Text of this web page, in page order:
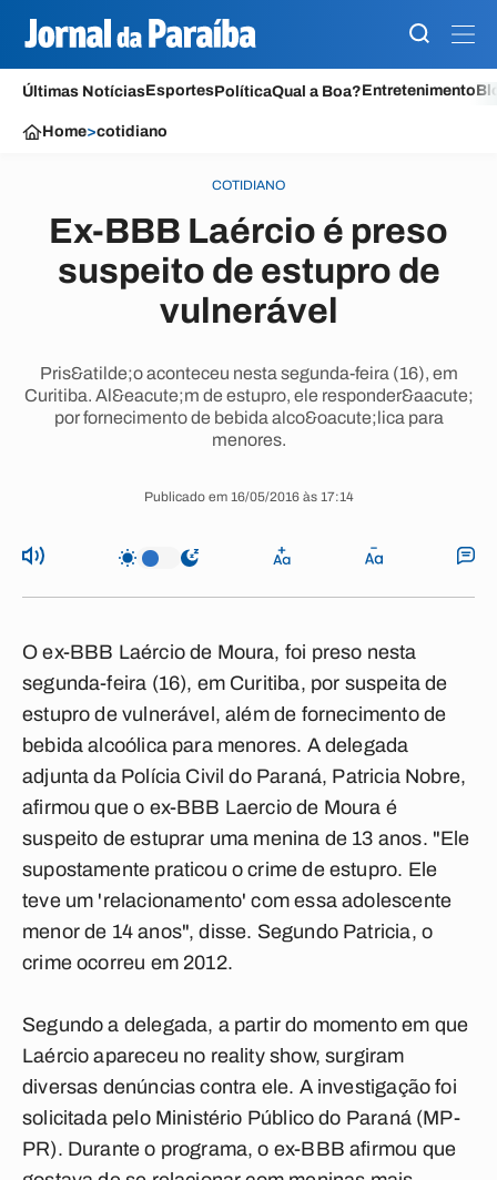
Últimas NotíciasEsportesPolíticaQual a Boa?Entretenimento
Home>cotidiano
COTIDIANO
Ex-BBB Laércio é preso
suspeito de estupro de
vulnerável
Pris&atilde;o aconteceu nesta segunda-feira (16), em
Curitiba. Al&eacute;m de estupro, ele responder&aacute;
por fornecimento de bebida alco&oacute;lica para
menores.
Publicado em 16/05/2016 às 17:14
O ex-BBB Laércio de Moura, foi preso nesta
segunda-feira (16), em Curitiba, por suspeita de
estupro de vulnerável, além de fornecimento de
bebida alcoólica para menores. A delegada
adjunta da Polícia Civil do Paraná, Patricia Nobre,
afirmou que o ex-BBB Laercio de Moura é
suspeito de estuprar uma menina de 13 anos. "Ele
supostamente praticou o crime de estupro. Ele
teve um 'relacionamento' com essa adolescente
menor de 14 anos", disse. Segundo Patricia, o
crime ocorreu em 2012.
Segundo a delegada, a partir do momento em que
Laércio apareceu no reality show, surgiram
diversas denúncias contra ele. A investigação foi
solicitada pelo Ministério Público do Paraná (MP-
PR). Durante o programa, o ex-BBB afirmou que